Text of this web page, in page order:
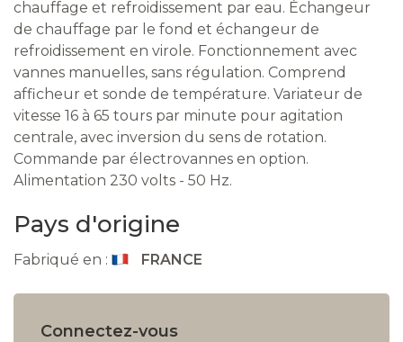
chauffage et refroidissement par eau. Échangeur
de chauffage par le fond et échangeur de
refroidissement en virole. Fonctionnement avec
vannes manuelles, sans régulation. Comprend
afficheur et sonde de température. Variateur de
vitesse 16 à 65 tours par minute pour agitation
centrale, avec inversion du sens de rotation.
Commande par électrovannes en option.
Alimentation 230 volts - 50 Hz.
Pays d'origine
Fabriqué en : FRANCE
Connectez-vous